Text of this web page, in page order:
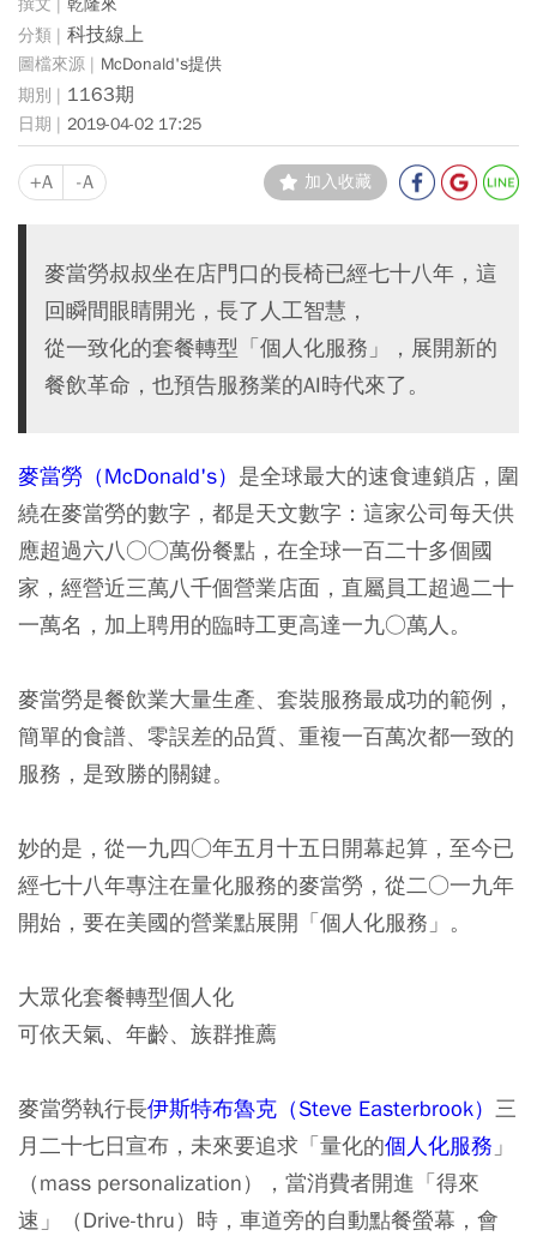
科技線上
McDonald's提供
1163期
2019-04-02 17:25
+A -A 加入收藏
麥當勞叔叔坐在店門口的長椅已經七十八年，這
回瞬間眼睛開光，長了人工智慧，
從一致化的套餐轉型「個人化服務」，展開新的
餐飲革命，也預告服務業的AI時代來了。
麥當勞（McDonald's） 是全球最大的速食連鎖店，圍
繞在麥當勞的數字，都是天文數字：這家公司每天供
應超過六八○○萬份餐點，在全球一百二十多個國
家，經營近三萬八千個營業店面，直屬員工超過二十
一萬名，加上聘用的臨時工更高達一九○萬人。
麥當勞是餐飲業大量生產、套裝服務最成功的範例，
簡單的食譜、零誤差的品質、重複一百萬次都一致的
服務，是致勝的關鍵。
妙的是，從一九四○年五月十五日開幕起算，至今已
經七十八年專注在量化服務的麥當勞，從二○一九年
開始，要在美國的營業點展開「個人化服務」。
大眾化套餐轉型個人化
可依天氣、年齡、族群推薦
麥當勞執行長伊斯特布魯克（Steve Easterbrook） 三
月二十七日宣布，未來要追求「量化的個人化服務 」
（mass personalization），當消費者開進「得來
速」（Drive-thru）時，車道旁的自動點餐螢幕，會